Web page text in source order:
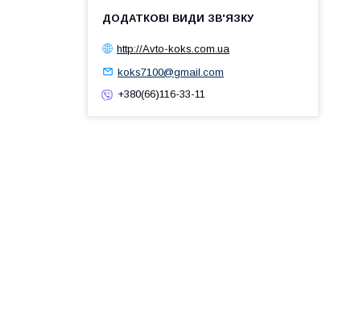
http://Avto-koks.com.ua
koks7100@gmail.com
+380(66)116-33-11